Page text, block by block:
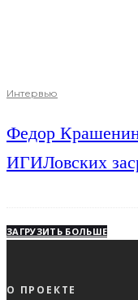
Интервью
Федор
ИГИЛовских
ЗАГРУЗИТЬ БОЛЬШЕ
О ПРОЕКТЕ